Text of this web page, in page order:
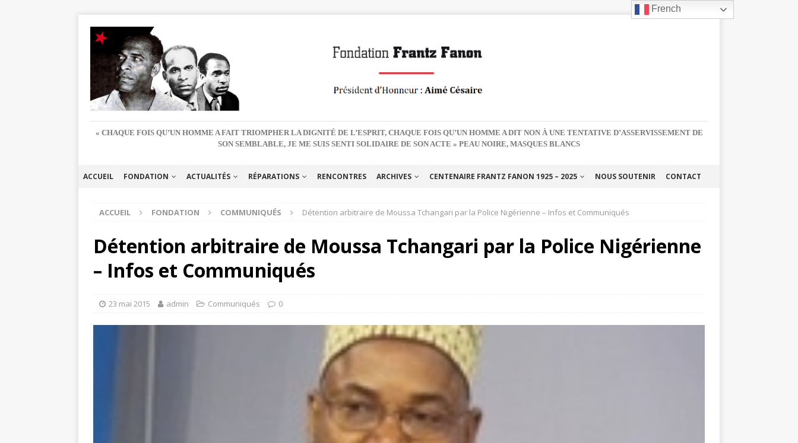
« CHAQUE FOIS QU’UN HOMME A FAIT TRIOMPHER LA DIGNITÉ DE L’ESPRIT, CHAQUE FOIS QU’UN HOMME A DIT NON À UNE TENTATIVE D’ASSERVISSEMENT DE
SON SEMBLABLE, JE ME SUIS SENTI SOLIDAIRE DE SON ACTE » PEAU NOIRE, MASQUES BLANCS
ACCUEIL FONDATION ACTUALITÉS RÉPARATIONS RENCONTRES ARCHIVES CENTENAIRE FRANTZ FANON 1925 – 2025 NOUS SOUTENIR CONTACT
ACCUEIL FONDATION COMMUNIQUÉS Détention arbitraire de Moussa Tchangari par la Police Nigérienne – Infos et Communiqués
Détention arbitraire de Moussa Tchangari par la Police Nigérienne
– Infos et Communiqués
23 mai 2015 admin Communiqués 0
French